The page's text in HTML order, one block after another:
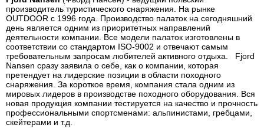
производитель туристического снаряжения. На рынке
OUTDOOR с 1996 года. Производство палаток на сегодняшний
день является одним из приоритетных направлений
деятельности компании. Все модели палаток изготовлены в
соответствии со стандартом ISO-9002 и отвечают самым
требовательным запросам любителей активного отдыха. Fjord
Nansen сразу заявила о себе, как о компании, которая
претендует на лидерские позиции в области походного
снаряжения. За короткое время, компания стала одним из
мировых лидеров в производстве походного оборудования. Вся
новая продукция компании тестируется на качество и прочность
профессиональными спортсменами: альпинистами, гребцами,
скейтерами и т.д.